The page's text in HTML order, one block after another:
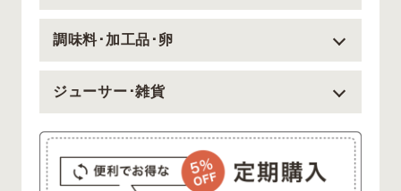
調味料･加工品･卵
ジューサー･雑貨